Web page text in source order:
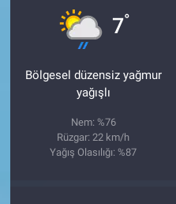
7°
Bölgesel düzensiz yağmur
yağışlı
Nem: %76
Rüzgar: 22 km/h
Yağış Olasılığı: %87